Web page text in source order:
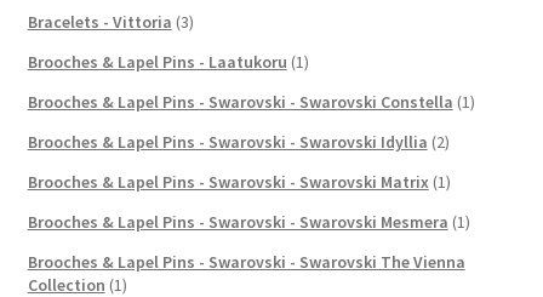
Bracelets - Vittoria (3)
Brooches & Lapel Pins - Laatukoru (1)
Brooches & Lapel Pins - Swarovski - Swarovski Constella (1)
Brooches & Lapel Pins - Swarovski - Swarovski Idyllia (2)
Brooches & Lapel Pins - Swarovski - Swarovski Matrix (1)
Brooches & Lapel Pins - Swarovski - Swarovski Mesmera (1)
Brooches & Lapel Pins - Swarovski - Swarovski The Vienna
Collection (1)